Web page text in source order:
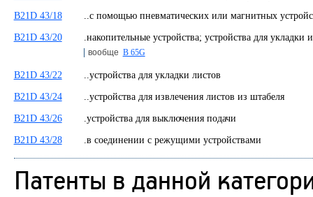
B21D 43/18 ..с помощью пневматических или магнитных
B21D 43/20 .накопительные устройства; устройства для укладки
вообще B 65G
B21D 43/22 ..устройства для укладки листов
B21D 43/24 ..устройства для извлечения листов из штабеля
B21D 43/26 .устройства для выключения подачи
B21D 43/28 .в соединении с режущими устройствами
Патенты в данной